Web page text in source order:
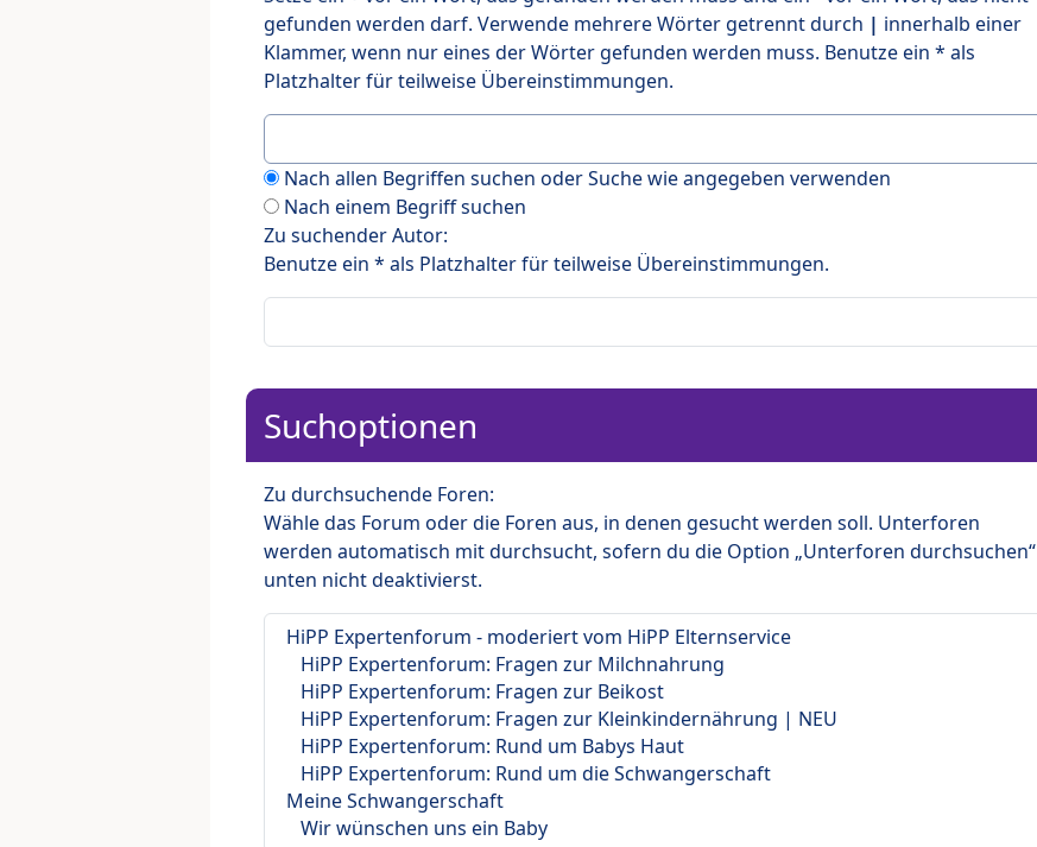
gefunden werden darf. Verwende mehrere Wörter getrennt durch | innerhalb einer
Klammer, wenn nur eines der Wörter gefunden werden muss. Benutze ein * als
Platzhalter für teilweise Übereinstimmungen.
Nach allen Begriffen suchen oder Suche wie angegeben verwenden
Nach einem Begriff suchen
Zu suchender Autor:
Benutze ein * als Platzhalter für teilweise Übereinstimmungen.
Suchoptionen
Zu durchsuchende Foren:
Wähle das Forum oder die Foren aus, in denen gesucht werden soll. Unterforen
werden automatisch mit durchsucht, sofern du die Option „Unterforen durchsuchen“
unten nicht deaktivierst.